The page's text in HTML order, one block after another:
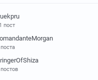
пост